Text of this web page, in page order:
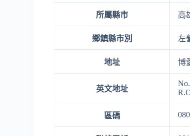
所屬縣市 高
鄉鎮縣市別 左
地址 博
英文地址
區碼 080